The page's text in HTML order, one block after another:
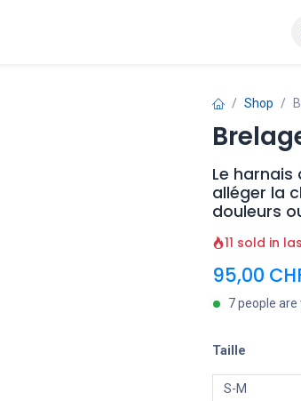
Shop
Le
alléger la
douleurs
11 sold in
95,00
7 people
Taille